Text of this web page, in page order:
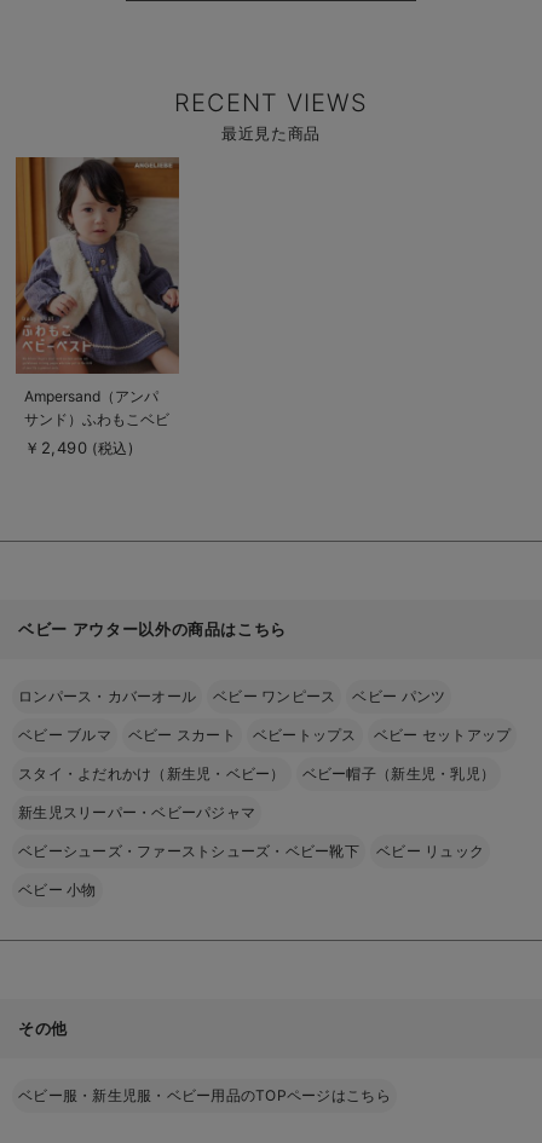
RECENT VIEWS
最近見た商品
商
商
品
詳
を
Ampersand（アンパ
サンド）ふわもこベビ
ーベスト
￥2,490 (税込)
ベビー アウター以外の商品はこちら
ロンパース・カバーオール ベビー ワンピース ベビー パンツ
ベビー ブルマ ベビー スカート ベビートップス ベビー セットアップ
スタイ・よだれかけ（新生児・ベビー） ベビー帽子（新生児・乳児）
新生児スリーパー・ベビーパジャマ
ベビーシューズ・ファーストシューズ・ベビー靴下 ベビー リュック
ベビー 小物
その他
ベビー服・新生児服・ベビー用品のTOPページはこちら